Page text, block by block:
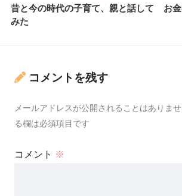
昔と今の時代の子育て、親と話して
みた
お
コメントを残す
メールアドレスが公開されることはありませ
る欄は必須項目です
コメント ※